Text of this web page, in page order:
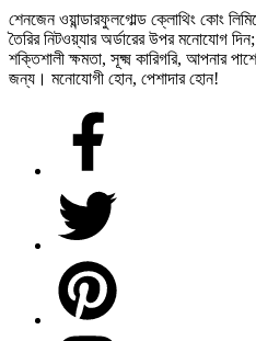
শেনজেন ওয়ান্ডারফুলগোল্ড ক্লোথিং কোং
তৈরির নিটওয়্যার অর্ডারের উপর মনোযোগ
শক্তিশালী ক্ষমতা, সূক্ষ্ম কারিগরি, আপনার
জন্য। মনোযোগী হোন, পেশাদার হোন!